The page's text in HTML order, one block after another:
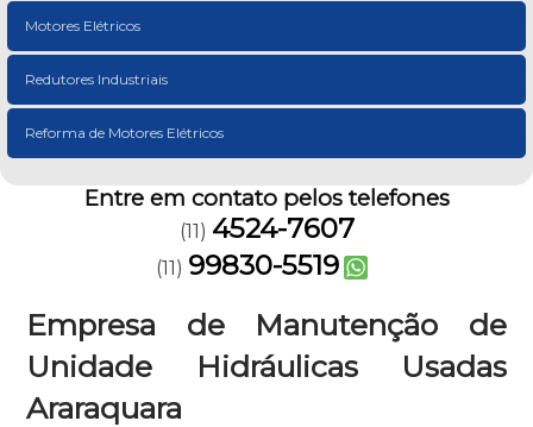
Motores Elétricos
Redutores Industriais
Reforma de Motores Elétricos
Entre em contato pelos telefones
(11) 4524-7607
(11) 99830-5519
Empresa de Manutenção de
Unidade Hidráulicas Usadas
Araraquara